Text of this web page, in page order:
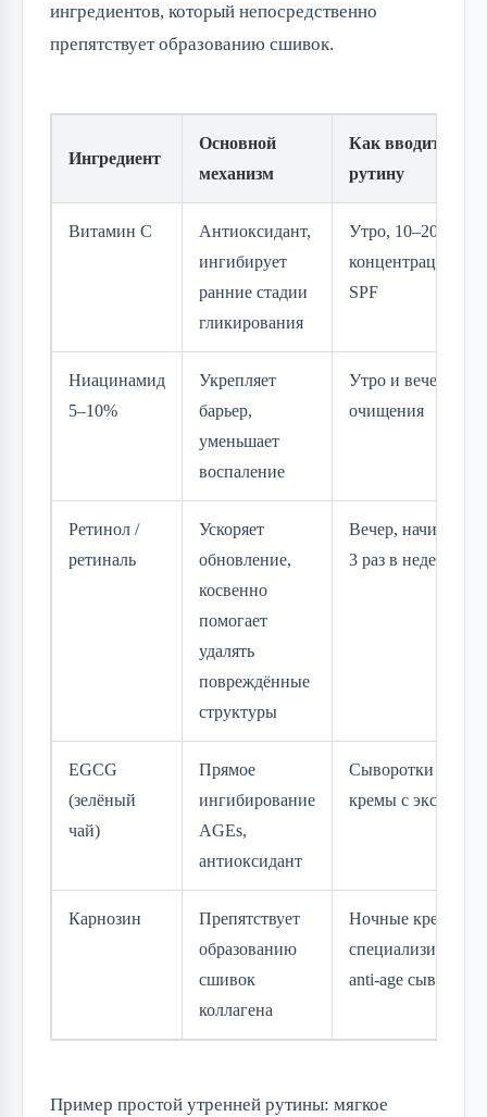
ингредиентов, который непосредственно
препятствует образованию сшивок.
Ингредиент
Основной
механизм
Как вводить в
рутину
Витамин C
Антиоксидант,
ингибирует
ранние стадии
гликирования
Утро, 10–20%
концентрация,
SPF
Ниацинамид
5–10%
Укрепляет
барьер,
уменьшает
воспаление
Утро и вечер,
очищения
Ретинол /
ретиналь
Ускоряет
обновление,
косвенно
помогает
удалять
повреждённые
структуры
Вечер, начинать с
3 раз в неделю
EGCG
(зелёный
чай)
Прямое
ингибирование
AGEs,
антиоксидант
Сыворотки или
кремы с
Карнозин
Препятствует
образованию
сшивок
коллагена
Ночные кремы
anti-age сыворотки
Пример простой утренней рутины: мягкое